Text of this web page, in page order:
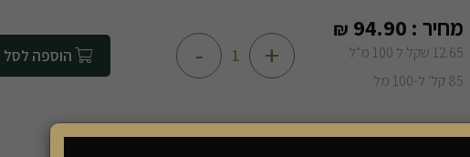
מחיר : 94.90
₪
12.65 שקל ל 100 מ"ל
85 קל' ל-100 מל
+
-